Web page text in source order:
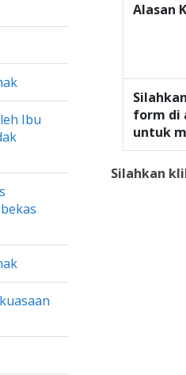
Ibu
Alasan
form di
untuk
Silahkan